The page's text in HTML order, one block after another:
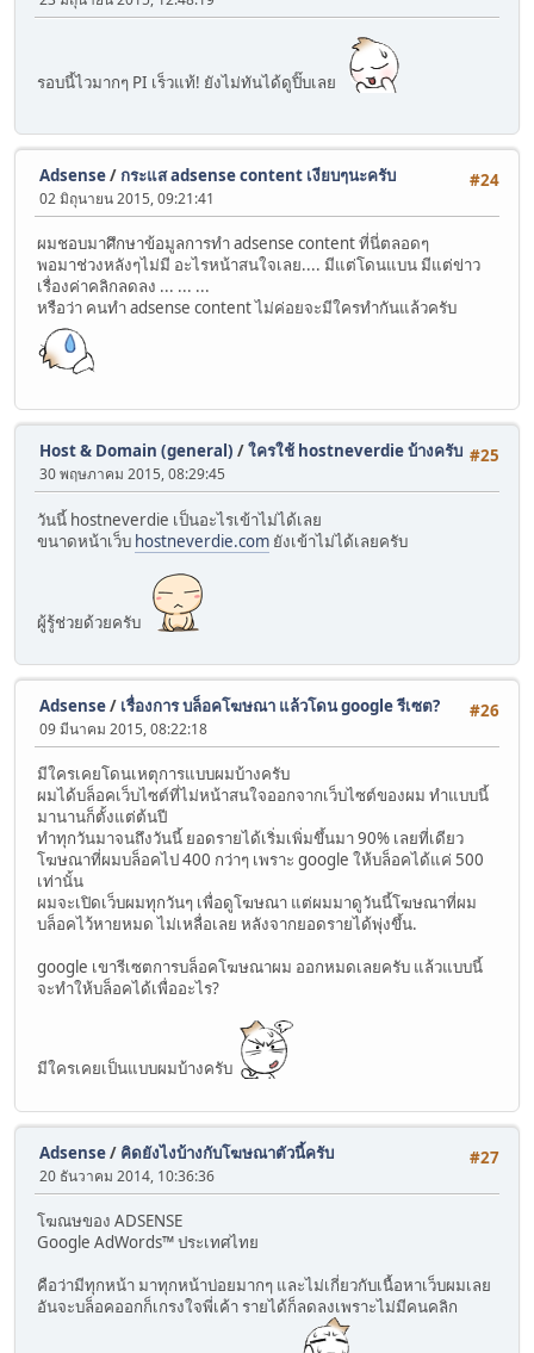
รอบนี้ไวมากๆ PI เร็วแท้! ยังไม่ทันได้ดูปิ๊บเลย
#24
Adsense/ กระแส adsense content เงียบๆนะครับ
02 มิถุนายน 2015, 09:21:41
ผมชอบมาศึกษาข้อมูลการทำ adsense content ที่นี่ตลอดๆ
พอมาช่วงหลังๆไม่มี อะไรหน้าสนใจเลย.... มีแต่โดนแบน มีแต่ข่าว
เรื่องค่าคลิกลดลง ... ... ...
หรือว่า คนทำ adsense content ไม่ค่อยจะมีใครทำกันแล้วครับ
#25
Host & Domain (general) /ใครใช้ hostneverdie บ้างครับ
30 พฤษภาคม 2015, 08:29:45
วันนี้ hostneverdie เป็นอะไรเข้าไม่ได้เลย
ขนาดหน้าเว็บ hostneverdie.com ยังเข้าไม่ได้เลยครับ
ผู้รู้ช่วยด้วยครับ
#26
Adsense/ เรื่องการ บล็อคโฆษณา แล้วโดน google รีเซต?
09 มีนาคม 2015, 08:22:18
มีใครเคยโดนเหตุการแบบผมบ้างครับ
ผมได้บล็อคเว็บไซต์ที่ไม่หน้าสนใจออกจากเว็บไซต์ของผม ทำแบบนี้
มานานก็ตั้งแต่ต้นปี
ทำทุกวันมาจนถึงวันนี้ ยอดรายได้เริ่มเพิ่มขึ้นมา 90% เลยที่เดียว
โฆษณาที่ผมบล็อคไป 400 กว่าๆ เพราะ google ให้บล็อคได้แค่ 500
เท่านั้น
ผมจะเปิดเว็บผมทุกวันๆ เพื่อดูโฆษณา แต่ผมมาดูวันนี้โฆษณาที่ผม
บล็อคไว้หายหมด ไม่เหลื่อเลย หลังจากยอดรายได้พุ่งขึ้น.
google เขารีเซตการบล็อคโฆษณาผม ออกหมดเลยครับ แล้วแบบนี้
จะทำให้บล็อคได้เพื่ออะไร?
มีใครเคยเป็นแบบผมบ้างครับ
#27
Adsense/ คิดยังไงบ้างกับโฆษณาตัวนี้ครับ
20 ธันวาคม 2014, 10:36:36
โฆณษของ ADSENSE
Google AdWords™ ประเทศไทย
คือว่ามีทุกหน้า มาทุกหน้าบ่อยมากๆ และไม่เกี่ยวกับเนื้อหาเว็บผมเลย
อันจะบล็อคออกก็เกรงใจพี่เค้า รายได้ก็ลดลงเพราะไม่มีคนคลิก